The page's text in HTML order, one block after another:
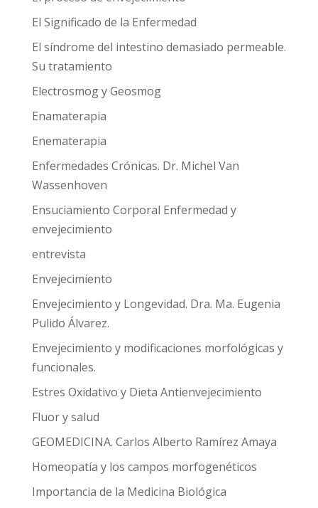
El Significado de la Enfermedad
El síndrome del intestino demasiado permeable.
Su tratamiento
Electrosmog y Geosmog
Enamaterapia
Enematerapia
Enfermedades Crónicas. Dr. Michel Van
Wassenhoven
Ensuciamiento Corporal Enfermedad y
envejecimiento
entrevista
Envejecimiento
Envejecimiento y Longevidad. Dra. Ma. Eugenia
Pulido Álvarez.
Envejecimiento y modificaciones morfológicas y
funcionales.
Estres Oxidativo y Dieta Antienvejecimiento
Fluor y salud
GEOMEDICINA. Carlos Alberto Ramírez Amaya
Homeopatía y los campos morfogenéticos
Importancia de la Medicina Biológica